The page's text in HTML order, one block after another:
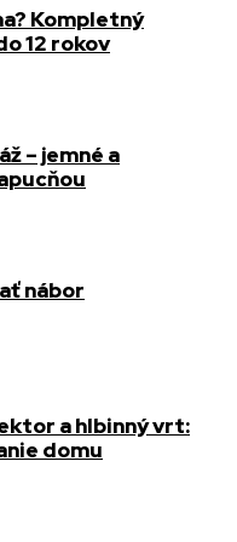
Kompletný
12 rokov
– jemné a
nábor
a hlbinný vrt:
domu